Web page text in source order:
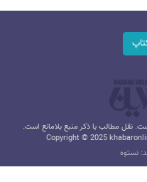
نقل مطالب با ذکر منبع بلامانع است.
Copyright © 2025
نستوه